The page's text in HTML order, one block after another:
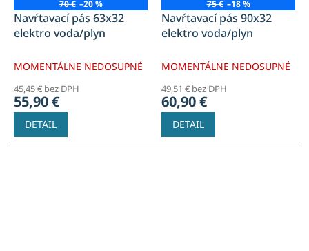
70 € –20 %
Navŕtavací pás 63x32
elektro voda/plyn
MOMENTÁLNE NEDOSUPNÉ
45,45 € bez DPH
55,90 €
DETAIL
75 € –18 %
Navŕtavací pás 90x32
elektro voda/plyn
MOMENTÁLNE NEDOSUPNÉ
49,51 € bez DPH
60,90 €
DETAIL